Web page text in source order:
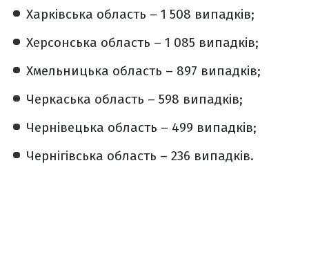
Харківська область – 1 508 випадків;
Херсонська область – 1 085 випадків;
Хмельницька область – 897 випадків;
Черкаська область – 598 випадків;
Чернівецька область – 499 випадків;
Чернігівська область – 236 випадків.